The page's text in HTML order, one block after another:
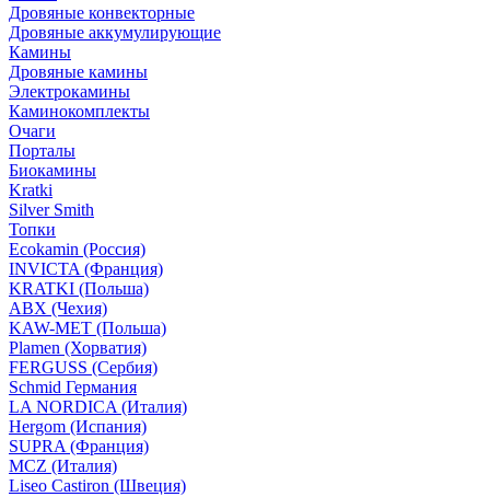
Дровяные конвекторные
Дровяные аккумулирующие
Камины
Дровяные камины
Электрокамины
Каминокомплекты
Очаги
Порталы
Биокамины
Kratki
Silver Smith
Топки
Ecokamin (Россия)
INVICTA (Франция)
KRATKI (Польша)
ABX (Чехия)
KAW-MET (Польша)
Plamen (Хорватия)
FERGUSS (Сербия)
Schmid Германия
LA NORDICA (Италия)
Hergom (Испания)
SUPRA (Франция)
MCZ (Италия)
Liseo Castiron (Швеция)